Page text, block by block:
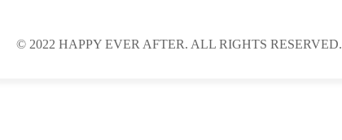
© 2022 HAPPY EVER AFTER. ALL RIGHTS RESERVED.